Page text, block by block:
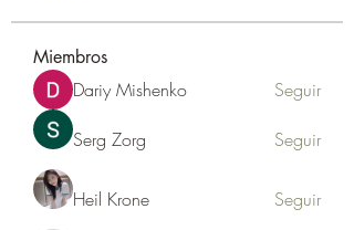
Miembros
Dariy Mishenko Seguir
Serg Zorg Seguir
Heil Krone Seguir